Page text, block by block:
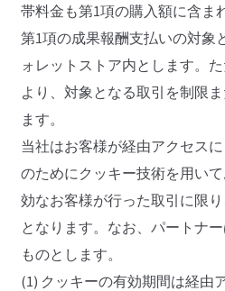
帯料金も第1項の購入額に含ま
第1項の成果報酬支払いの対象
ォレットストア内とします。
より、対象となる取引を制限
ます。
当社はお客様が経由アクセス
のためにクッキー技術を用い
効なお客様が行った取引に限
となります。なお、パートナ
ものとします。
(1) クッキーの有効期間は経由